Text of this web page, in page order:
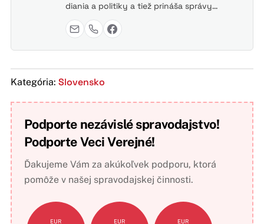
diania a politiky a tiež prináša správy…
Kategória: Slovensko
Podporte nezávislé spravodajstvo!
Podporte Veci Verejné!
Ďakujeme Vám za akúkoľvek podporu, ktorá
pomôže v našej spravodajskej činnosti.
EUR EUR EUR